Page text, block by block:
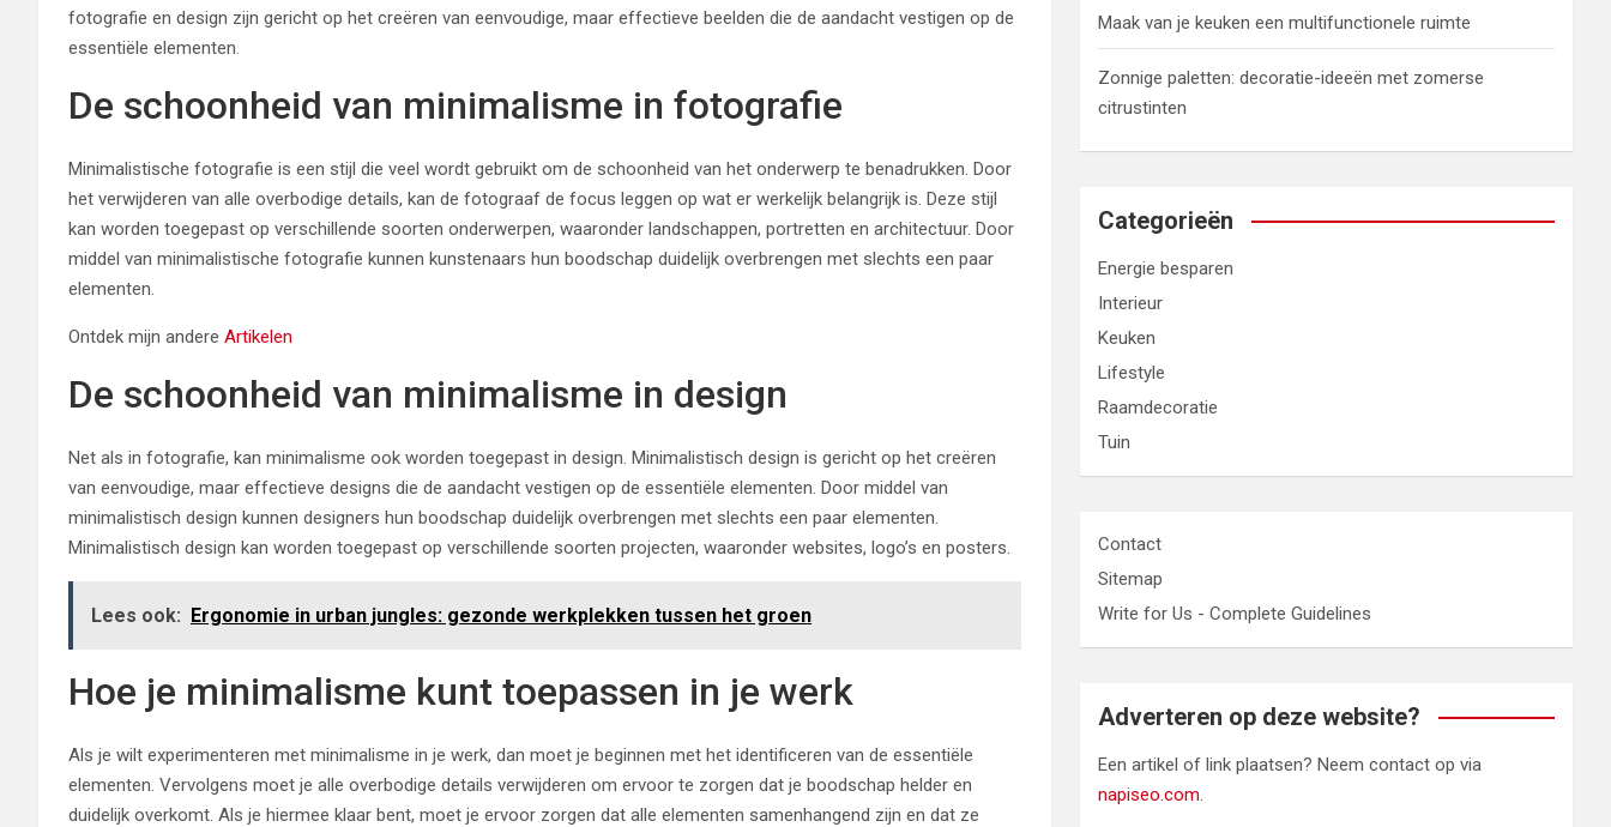
fotografie en design zijn gericht op het creëren van eenvoudige, maar effectieve beelden die de aandacht vestigen op de
essentiële elementen.
De schoonheid van minimalisme in fotografie
Minimalistische fotografie is een stijl die veel wordt gebruikt om de schoonheid van het onderwerp te benadrukken. Door
het verwijderen van alle overbodige details, kan de fotograaf de focus leggen op wat er werkelijk belangrijk is. Deze stijl
kan worden toegepast op verschillende soorten onderwerpen, waaronder landschappen, portretten en architectuur. Door
middel van minimalistische fotografie kunnen kunstenaars hun boodschap duidelijk overbrengen met slechts een paar
elementen.
Ontdek mijn andere Artikelen
De schoonheid van minimalisme in design
Net als in fotografie, kan minimalisme ook worden toegepast in design. Minimalistisch design is gericht op het creëren
van eenvoudige, maar effectieve designs die de aandacht vestigen op de essentiële elementen. Door middel van
minimalistisch design kunnen designers hun boodschap duidelijk overbrengen met slechts een paar elementen.
Minimalistisch design kan worden toegepast op verschillende soorten projecten, waaronder websites, logo’s en posters.
Lees ook: Ergonomie in urban jungles: gezonde werkplekken tussen het groen
Hoe je minimalisme kunt toepassen in je werk
Als je wilt experimenteren met minimalisme in je werk, dan moet je beginnen met het identificeren van de essentiële
elementen. Vervolgens moet je alle overbodige details verwijderen om ervoor te zorgen dat je boodschap helder en
duidelijk overkomt. Als je hiermee klaar bent, moet je ervoor zorgen dat alle elementen samenhangend zijn en dat ze
Maak van je keuken een multifunctionele ruimte
Zonnige paletten: decoratie-ideeën met zomerse
citrustinten
Categorieën
Energie besparen
Interieur
Keuken
Lifestyle
Raamdecoratie
Tuin
Contact
Sitemap
Write for Us - Complete Guidelines
Adverteren op deze website?
Een artikel of link plaatsen? Neem contact op via
napiseo.com.